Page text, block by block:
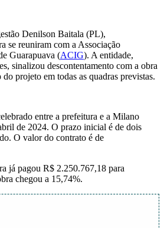
Denilson Baitala (PL),
se reuniram com a Associação
Guarapuava (ACIG). A entidade,
sinalizou descontentamento com a obra
projeto em todas as quadras previstas.
entre a prefeitura e a Milano
de 2024. O prazo inicial é de dois
O valor do contrato é de
já pagou R$ 2.250.767,18 para
chegou a 15,74%.